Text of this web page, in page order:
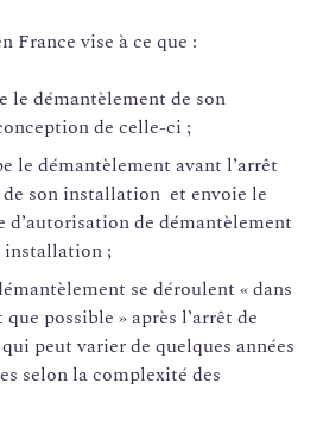
France vise à ce que :
le démantèlement de son
de celle-ci ;
le démantèlement avant l’arrêt
son installation et envoie le
d’autorisation de démantèlement
installation ;
se déroulent « dans
possible » après l’arrêt de
peut varier de quelques années
selon la complexité des